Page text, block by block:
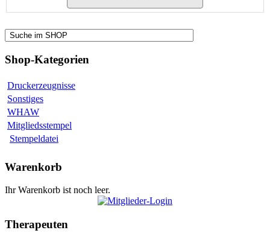
Shop-Kategorien
Druckerzeugnisse
Sonstiges
WHAW
Mitgliedsstempel
Stempeldatei
Warenkorb
Ihr Warenkorb ist noch leer.
Therapeuten